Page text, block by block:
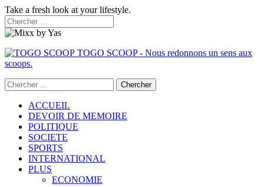
Take a fresh look at your lifestyle.
TOGO SCOOP - Nous redonnons un sens aux
scoops.
ACCUEIL
DEVOIR DE MEMOIRE
POLITIQUE
SOCIETE
SPORTS
INTERNATIONAL
PLUS
ECONOMIE